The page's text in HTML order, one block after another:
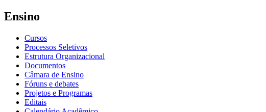
Ensino
Cursos
Processos Seletivos
Estrutura Organizacional
Documentos
Câmara de Ensino
Fóruns e debates
Projetos e Programas
Editais